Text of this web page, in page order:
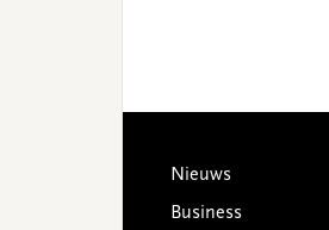
Footer
Nieuws
Business